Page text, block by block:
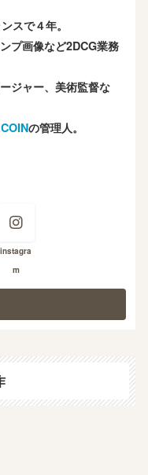
スで４年。
プ画像など2DCG業務
ジャー、美術監督な
の管理人。
instagra
m